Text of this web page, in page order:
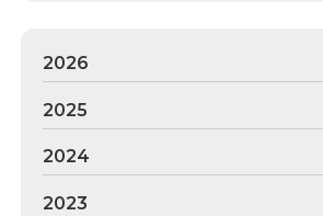
2026
2025
2024
2023